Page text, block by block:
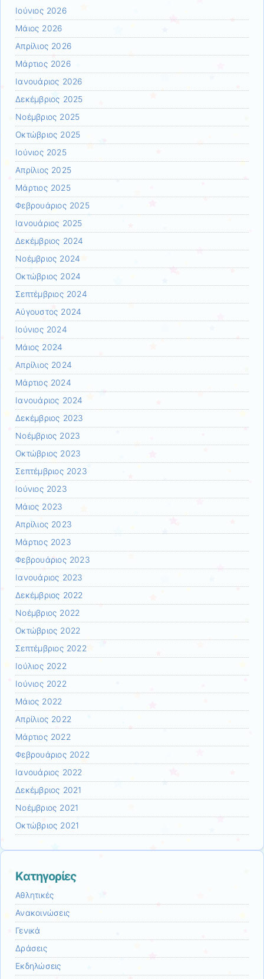
Ιούνιος 2026
Μάιος 2026
Απρίλιος 2026
Μάρτιος 2026
Ιανουάριος 2026
Δεκέμβριος 2025
Νοέμβριος 2025
Οκτώβριος 2025
Ιούνιος 2025
Απρίλιος 2025
Μάρτιος 2025
Φεβρουάριος 2025
Ιανουάριος 2025
Δεκέμβριος 2024
Νοέμβριος 2024
Οκτώβριος 2024
Σεπτέμβριος 2024
Αύγουστος 2024
Ιούνιος 2024
Μάιος 2024
Απρίλιος 2024
Μάρτιος 2024
Ιανουάριος 2024
Δεκέμβριος 2023
Νοέμβριος 2023
Οκτώβριος 2023
Σεπτέμβριος 2023
Ιούνιος 2023
Μάιος 2023
Απρίλιος 2023
Μάρτιος 2023
Φεβρουάριος 2023
Ιανουάριος 2023
Δεκέμβριος 2022
Νοέμβριος 2022
Οκτώβριος 2022
Σεπτέμβριος 2022
Ιούλιος 2022
Ιούνιος 2022
Μάιος 2022
Απρίλιος 2022
Μάρτιος 2022
Φεβρουάριος 2022
Ιανουάριος 2022
Δεκέμβριος 2021
Νοέμβριος 2021
Οκτώβριος 2021
Kατηγορίες
Αθλητικές
Ανακοινώσεις
Γενικά
Δράσεις
Εκδηλώσεις